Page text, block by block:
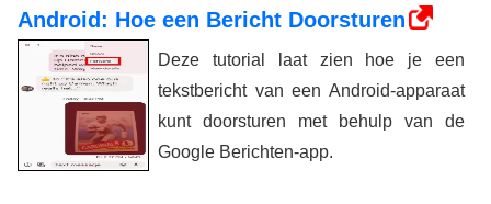
Android: Hoe een Bericht Doorsturen
Deze tutorial laat zien hoe je een
tekstbericht van een Android-apparaat
kunt doorsturen met behulp van de
Google Berichten-app.